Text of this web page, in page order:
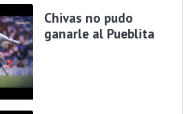
Chivas no pudo
ganarle al Pueblita